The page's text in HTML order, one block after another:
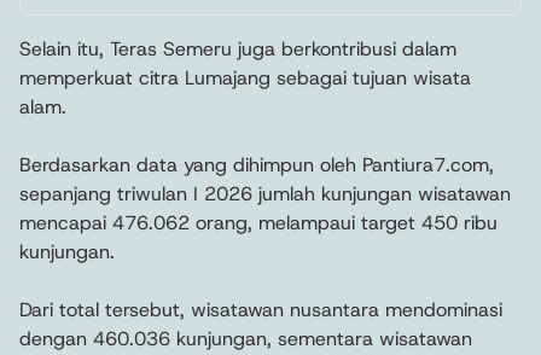
Selain itu, Teras Semeru juga berkontribusi dalam
memperkuat citra Lumajang sebagai tujuan wisata
alam.
Berdasarkan data yang dihimpun oleh Pantiura7.com,
sepanjang triwulan I 2026 jumlah kunjungan wisatawan
mencapai 476.062 orang, melampaui target 450 ribu
kunjungan.
Dari total tersebut, wisatawan nusantara mendominasi
dengan 460.036 kunjungan, sementara wisatawan